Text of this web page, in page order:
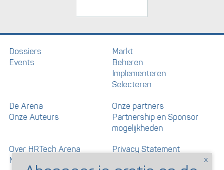
Dossiers
Events
Markt
Beheren
Implementeren
Selecteren
De Arena
Onze Auteurs
Onze partners
Partnership en Sponsor
mogelijkheden
Over HRTech Arena
Nieuwsbrief
Privacy Statement
Gedragscode artikelen en